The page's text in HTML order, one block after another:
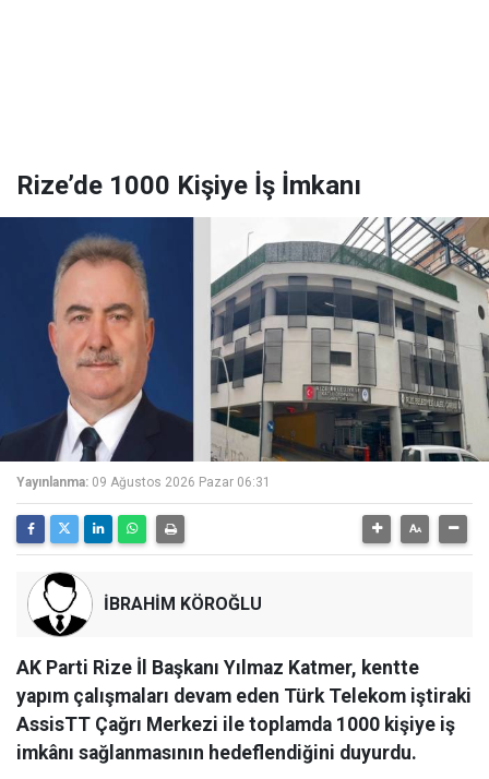
Rize’de 1000 Kişiye İş İmkanı
Yayınlanma: 09 Ağustos 2026 Pazar 06:31
İBRAHİM KÖROĞLU
AK Parti Rize İl Başkanı Yılmaz Katmer, kentte
yapım çalışmaları devam eden Türk Telekom iştiraki
AssisTT Çağrı Merkezi ile toplamda 1000 kişiye iş
imkânı sağlanmasının hedeflendiğini duyurdu.